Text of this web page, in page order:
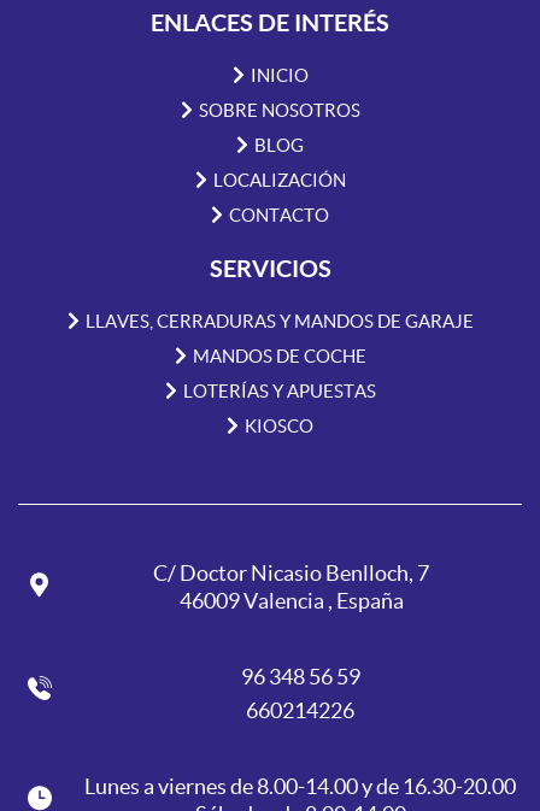
ENLACES DE INTERÉS
INICIO
SOBRE NOSOTROS
BLOG
LOCALIZACIÓN
CONTACTO
SERVICIOS
LLAVES, CERRADURAS Y MANDOS DE GARAJE
MANDOS DE COCHE
LOTERÍAS Y APUESTAS
KIOSCO
C/ Doctor Nicasio Benlloch, 7
46009 Valencia , España
96 348 56 59
660214226
Lunes a viernes de 8.00-14.00 y de 16.30-20.00